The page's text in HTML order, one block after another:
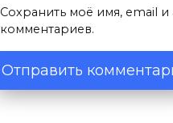
Сохранить моё имя, email
комментариев.